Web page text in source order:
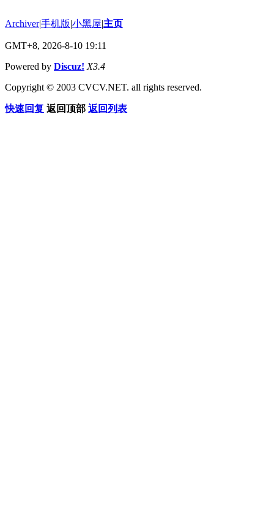
Archiver|手机版|小黑屋|主页
GMT+8, 2026-8-10 19:11
Powered by Discuz! X3.4
Copyright © 2003 CVCV.NET. all rights reserved.
快速回复 返回顶部 返回列表